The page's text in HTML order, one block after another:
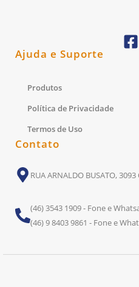
Ajuda e Suporte
Produtos
Política de Privacidade
Termos de Uso
Contato
RUA ARNALDO BUSATO, 3093
(46) 3543 1909 - Fone e
(46) 9 8403 9861 - Fone e